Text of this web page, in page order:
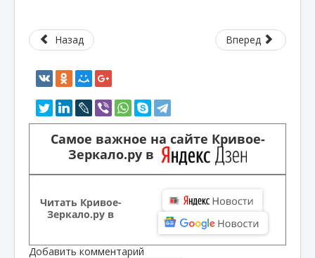
Назад Вперед
Самое важное на сайте Кривое-
Зеркало.ру в
Читать Кривое-
Зеркало.ру в
Добавить комментарий